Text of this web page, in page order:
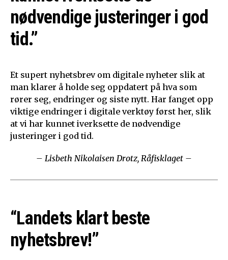
nødvendige justeringer i god
tid.”
Et supert nyhetsbrev om digitale nyheter slik at
man klarer å holde seg oppdatert på hva som
rører seg, endringer og siste nytt. Har fanget opp
viktige endringer i digitale verktøy først her, slik
at vi har kunnet iverksette de nødvendige
justeringer i god tid.
– Lisbeth Nikolaisen Drotz, Råfisklaget –
“Landets klart beste
nyhetsbrev!”